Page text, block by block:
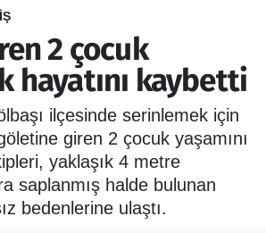
2 çocuk
hayatını kaybetti
ilçesinde serinlemek için
giren 2 çocuk yaşamını
yaklaşık 4 metre
saplanmış halde bulunan
bedenlerine ulaştı.
Haritası
ve Fikstür